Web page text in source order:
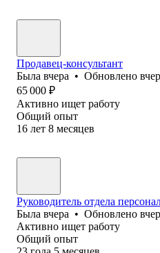
Продавец-консультант
Была вчера • Обновлено
65 000 ₽
Активно ищет работу
Общий опыт
16 лет 8 месяцев
Руководитель отдела
Была вчера • Обновлено
Активно ищет работу
Общий опыт